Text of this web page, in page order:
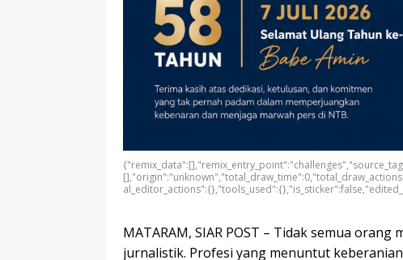
MATARAM, SIAR POST – Tidak semua
jurnalistik. Profesi yang menuntut